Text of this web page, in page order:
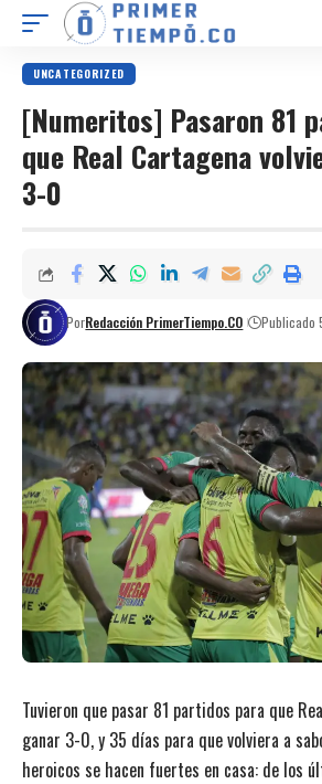
UNCATEGORIZED
[Numeritos] Pasaron 81
que Real Cartagena
3-0
PorRedacción PrimerTiempo.CO Publicado
Tuvieron que pasar 81 partidos para que
ganar 3-0, y 35 días para que volviera a
heroicos se hacen fuertes en casa: de los